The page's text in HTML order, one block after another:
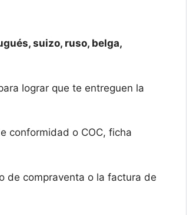
suizo, ruso, belga,
lograr que te entreguen la
conformidad o COC, ficha
de compraventa o la factura de